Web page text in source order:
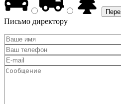
Письмо директору